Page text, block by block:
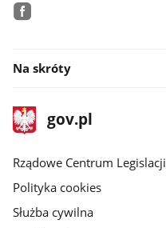
Na skróty
stopka
gov.plStrona
gov.pl
Rządowe Centrum Legislacji
Polityka cookies
Służba cywilna